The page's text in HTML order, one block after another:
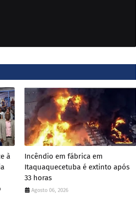
à
Incêndio em fábrica em
Itaquaquecetuba é extinto após
33 horas
Agosto 06, 2026